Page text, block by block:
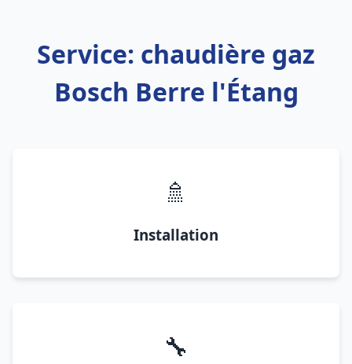
Service: chaudière gaz
Bosch Berre l'Étang
🚿
Installation
🔧